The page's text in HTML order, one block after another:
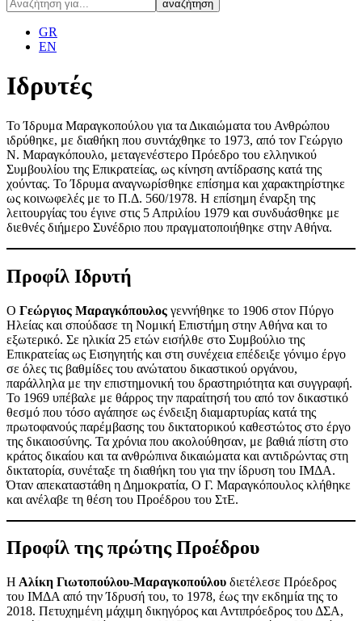
GR
EN
Ιδρυτές
Το Ίδρυμα Μαραγκοπούλου για τα Δικαιώματα του Ανθρώπου
ιδρύθηκε, με διαθήκη που συντάχθηκε το 1973, από τον Γεώργιο
Ν. Μαραγκόπουλο, μεταγενέστερο Πρόεδρο του ελληνικού
Συμβουλίου της Επικρατείας, ως κίνηση αντίδρασης κατά της
χούντας. Το Ίδρυμα αναγνωρίσθηκε επίσημα και χαρακτηρίστηκε
ως κοινωφελές με το Π.Δ. 560/1978. Η επίσημη έναρξη της
λειτουργίας του έγινε στις 5 Απριλίου 1979 και συνδυάσθηκε με
διεθνές διήμερο Συνέδριο που πραγματοποιήθηκε στην Αθήνα.
Προφίλ Ιδρυτή
Ο Γεώργιος Μαραγκόπουλος γεννήθηκε το 1906 στον Πύργο
Ηλείας και σπούδασε τη Νομική Επιστήμη στην Αθήνα και το
εξωτερικό. Σε ηλικία 25 ετών εισήλθε στο Συμβούλιο της
Επικρατείας ως Εισηγητής και στη συνέχεια επέδειξε γόνιμο έργο
σε όλες τις βαθμίδες του ανώτατου δικαστικού οργάνου,
παράλληλα με την επιστημονική του δραστηριότητα και συγγραφή.
Το 1969 υπέβαλε με θάρρος την παραίτησή του από τον δικαστικό
θεσμό που τόσο αγάπησε ως ένδειξη διαμαρτυρίας κατά της
πρωτοφανούς παρέμβασης του δικτατορικού καθεστώτος στο έργο
της δικαιοσύνης. Τα χρόνια που ακολούθησαν, με βαθιά πίστη στο
κράτος δικαίου και τα ανθρώπινα δικαιώματα και αντιδρώντας στη
δικτατορία, συνέταξε τη διαθήκη του για την ίδρυση του ΙΜΔΑ.
Όταν απεκαταστάθη η Δημοκρατία, Ο Γ. Μαραγκόπουλος κλήθηκε
και ανέλαβε τη θέση του Προέδρου του ΣτΕ.
Προφίλ της πρώτης Προέδρου
Η Αλίκη Γιωτοπούλου-Μαραγκοπούλου διετέλεσε Πρόεδρος
του ΙΜΔΑ από την Ίδρυσή του, το 1978, έως την εκδημία της το
2018. Πετυχημένη μάχιμη δικηγόρος και Αντιπρόεδρος του ΔΣΑ,